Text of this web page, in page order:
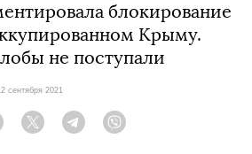
блокирование
Крыму.
не поступали
сентября 2021
Facebook Twitter Telegram